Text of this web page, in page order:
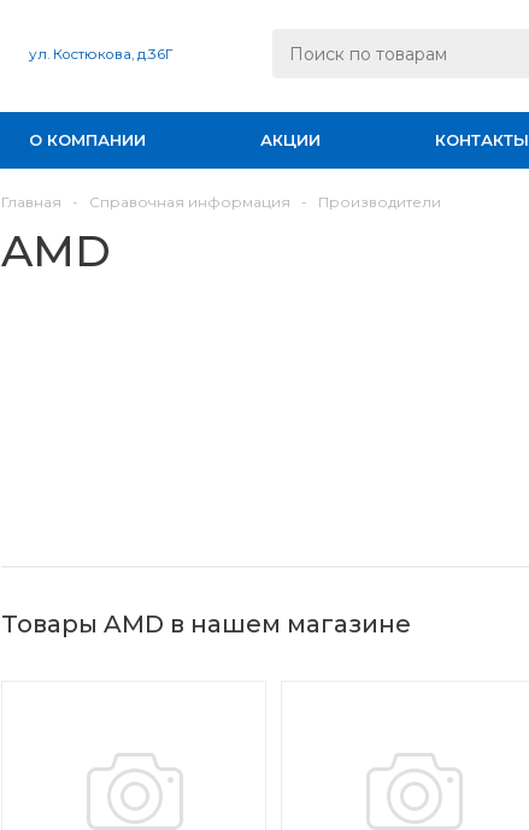
ул. Костюкова, д.36Г
О КОМПАНИИ АКЦИИ КОНТАКТЫ
Главная - Справочная информация - Производители
AMD
Товары AMD в нашем магазине